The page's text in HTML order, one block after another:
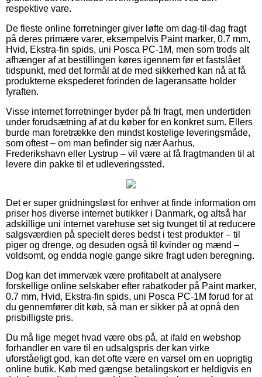
respektive vare.
De fleste online forretninger giver løfte om dag-til-dag fragt
på deres primære varer, eksempelvis Paint marker, 0.7 mm,
Hvid, Ekstra-fin spids, uni Posca PC-1M, men som trods alt
afhænger af at bestillingen køres igennem før et fastslået
tidspunkt, med det formål at de med sikkerhed kan nå at få
produkterne ekspederet forinden de lageransatte holder
fyraften.
Visse internet forretninger byder på fri fragt, men undertiden
under forudsætning af at du køber for en konkret sum. Ellers
burde man foretrække den mindst kostelige leveringsmåde,
som oftest – om man befinder sig nær Aarhus,
Frederikshavn eller Lystrup – vil være at få fragtmanden til at
levere din pakke til et udleveringssted.
Det er super gnidningsløst for enhver at finde information om
priser hos diverse internet butikker i Danmark, og altså har
adskillige uni internet varehuse set sig tvunget til at reducere
salgsværdien på specielt deres bedst i test produkter – til
piger og drenge, og desuden også til kvinder og mænd –
voldsomt, og endda nogle gange sikre fragt uden beregning.
Dog kan det immervæk være profitabelt at analysere
forskellige online selskaber efter rabatkoder på Paint marker,
0.7 mm, Hvid, Ekstra-fin spids, uni Posca PC-1M forud for at
du gennemfører dit køb, så man er sikker på at opnå den
prisbilligste pris.
Du må lige meget hvad være obs på, at ifald en webshop
forhandler en vare til en udsalgspris der kan virke
uforståeligt god, kan det ofte være en varsel om en uoprigtig
online butik. Køb med gængse betalingskort er heldigvis en